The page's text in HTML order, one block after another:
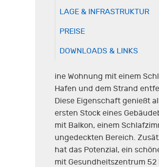
LAGE & INFRASTRUKTUR
PREISE
DOWNLOADS & LINKS
ine Wohnung mit einem
Hafen und dem Strand
Diese Eigenschaft genießt
ersten Stock eines
mit Balkon, einem
ungedeckten Bereich.
hat das Potenzial, ein
mit Gesundheitszentrum